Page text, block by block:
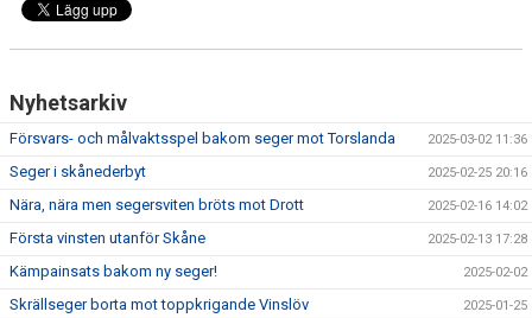
Nyhetsarkiv
Försvars- och målvaktsspel bakom seger mot Torslanda 2025-03-02 11:36
Seger i skånederbyt 2025-02-25 20:16
Nära, nära men segersviten bröts mot Drott 2025-02-16 14:02
Första vinsten utanför Skåne 2025-02-13 17:28
Kämpainsats bakom ny seger! 2025-02-02
Skrällseger borta mot toppkrigande Vinslöv 2025-01-25